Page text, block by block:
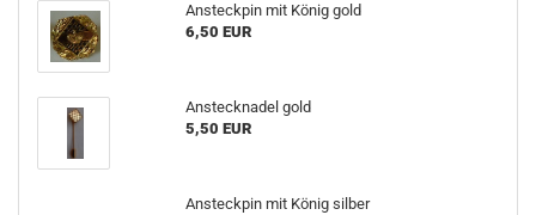
Ansteckpin mit König gold
6,50 EUR
Anstecknadel gold
5,50 EUR
Ansteckpin mit König silber